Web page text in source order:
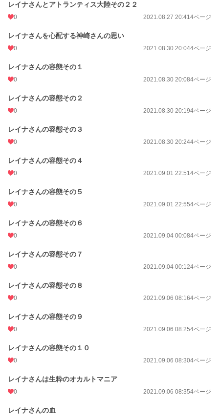
レイナさんとアトランティス大陸その２２
0 2021.08.27 20:414ページ
レイナさんを心配する神崎さんの思い
0 2021.08.30 20:044ページ
レイナさんの容態その１
0 2021.08.30 20:084ページ
レイナさんの容態その２
0 2021.08.30 20:194ページ
レイナさんの容態その３
0 2021.08.30 20:244ページ
レイナさんの容態その４
0 2021.09.01 22:514ページ
レイナさんの容態その５
0 2021.09.01 22:554ページ
レイナさんの容態その６
0 2021.09.04 00:084ページ
レイナさんの容態その７
0 2021.09.04 00:124ページ
レイナさんの容態その８
0 2021.09.06 08:164ページ
レイナさんの容態その９
0 2021.09.06 08:254ページ
レイナさんの容態その１０
0 2021.09.06 08:304ページ
レイナさんは生粋のオカルトマニア
0 2021.09.06 08:354ページ
レイナさんの血